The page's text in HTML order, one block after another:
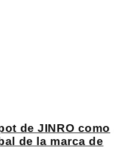
de JINRO como
de la marca de